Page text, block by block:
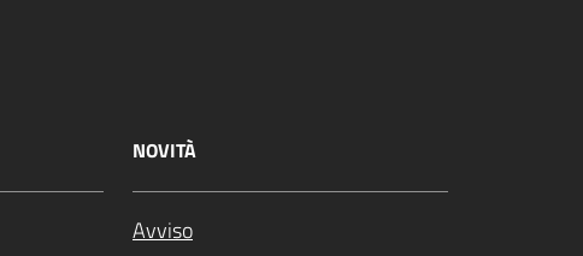
NOVITÀ
Avviso